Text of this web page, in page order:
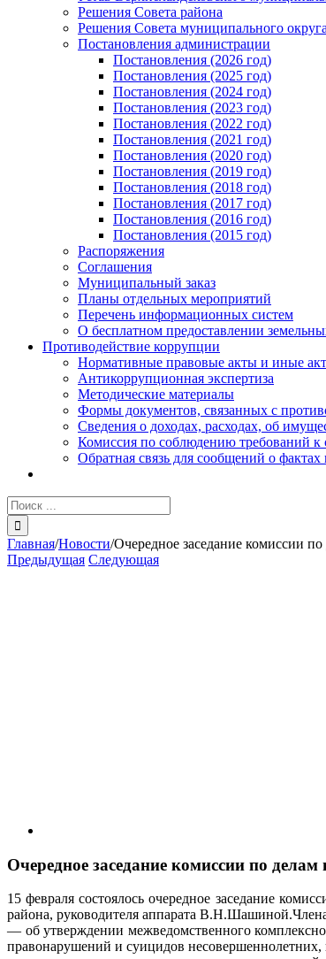
Решения Совета района
Решения Совета муниципального округа
Постановления администрации
Постановления (2026 год)
Постановления (2025 год)
Постановления (2024 год)
Постановления (2023 год)
Постановления (2022 год)
Постановления (2021 год)
Постановления (2020 год)
Постановления (2019 год)
Постановления (2018 год)
Постановления (2017 год)
Постановления (2016 год)
Постановления (2015 год)
Распоряжения
Соглашения
Муниципальный заказ
Планы отдельных мероприятий
Перечень информационных систем
О бесплатном предоставлении
Противодействие коррупции
Нормативные правовые акты и иные
Антикоррупционная экспертиза
Методические материалы
Формы документов, связанных с
Сведения о доходах, расходах, об
Комиссия по соблюдению требований
Обратная связь для сообщений о
Результат
поиска:
Главная/Новости/Очередное заседание комиссии
Предыдущая Следующая
Очередное заседание комиссии по
15 февраля состоялось очередное заседание
района, руководителя аппарата В.Н.Шашиной.
— об утверждении межведомственного
правонарушений и суицидов